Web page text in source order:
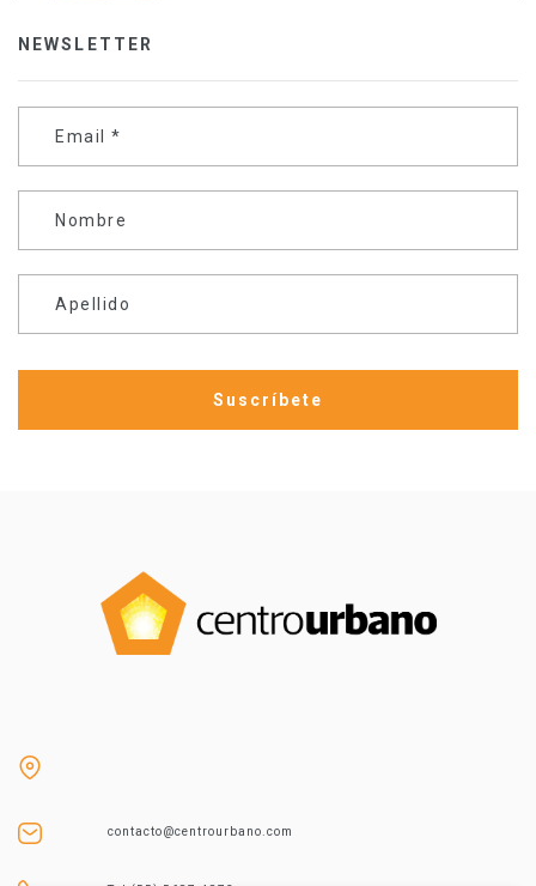
NEWSLETTER
Email *
Nombre
Apellido
contacto@centrourbano.com